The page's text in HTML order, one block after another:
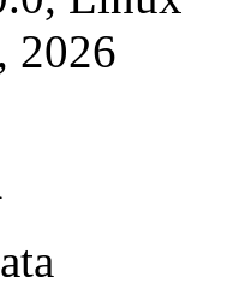
2026